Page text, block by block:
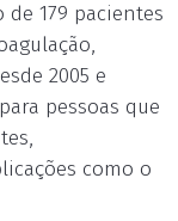
179 pacientes
2005 e
pessoas que
como o